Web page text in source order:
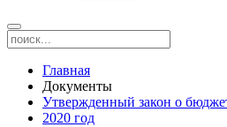
Главная
Документы
Утвержденный закон о
2020 год